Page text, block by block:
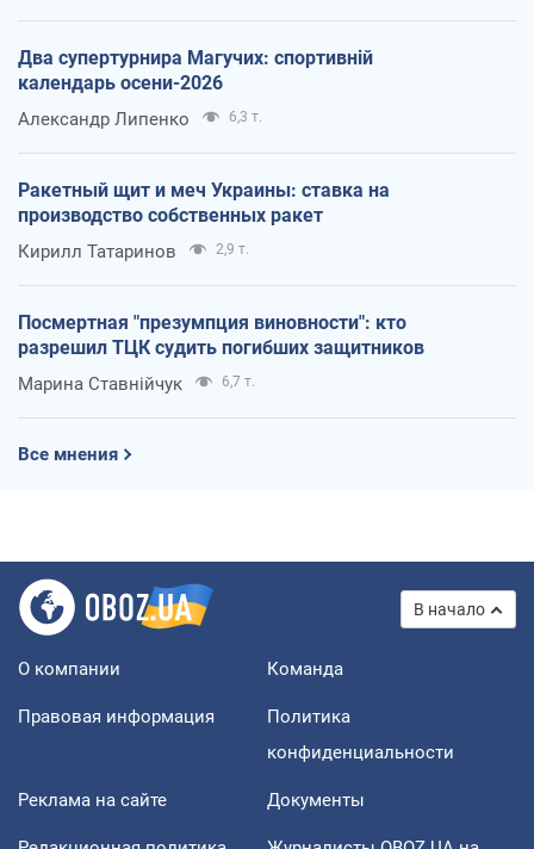
Два супертурнира Магучих: спортивній
календарь осени-2026
Александр Липенко 6,3 т.
Ракетный щит и меч Украины: ставка на
производство собственных ракет
Кирилл Татаринов 2,9 т.
Посмертная "презумпция виновности": кто
разрешил ТЦК судить погибших защитников
Марина Ставнійчук 6,7 т.
Все мнения
В начало
О компании Команда
Правовая информация
Политика
конфиденциальности
Реклама на сайте Документы